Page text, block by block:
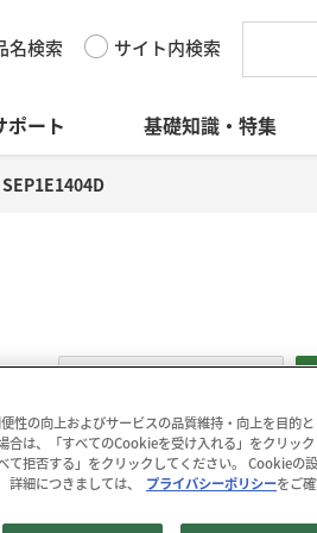
名検索 サイト内検索
ポート 基礎知識・特集
SEP1E1404D
SEP1E1404D は、青色の表面
性の向上およびサービスの品質維持・向上を目的
は、「すべてのCookieを受け入れる」をクリッ
拒否する」をクリックしてください。 Cookieの
細につきましては、
プライバシーポリシーをご